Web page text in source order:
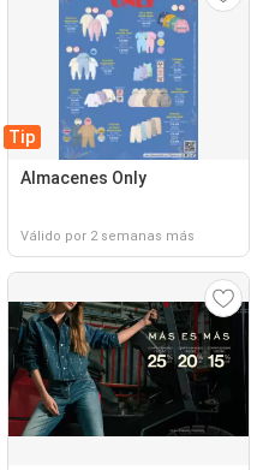
Tip
Almacenes Only
Válido por 2 semanas más